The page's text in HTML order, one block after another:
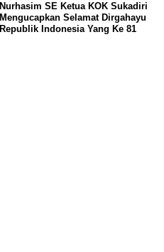
Nurhasim SE Ketua KOK Sukadiri
Mengucapkan Selamat Dirgahayu
Republik Indonesia Yang Ke 81